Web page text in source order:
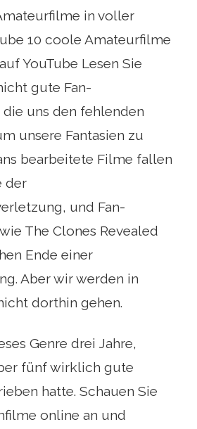
in voller
10 coole Amateurfilme
YouTube Lesen Sie
gute Fan-
uns den fehlenden
unsere Fantasien zu
bearbeitete Filme fallen
der
und Fan-
The Clones Revealed
Ende einer
Aber wir werden in
dorthin gehen.
Genre drei Jahre,
fünf wirklich gute
hatte. Schauen Sie
online an und